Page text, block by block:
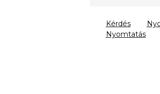
Nyomtatás
Kérdés